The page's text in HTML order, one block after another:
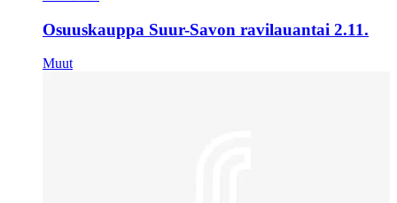
Osuuskauppa Suur-Savon ravilauantai 2.11.
Muut